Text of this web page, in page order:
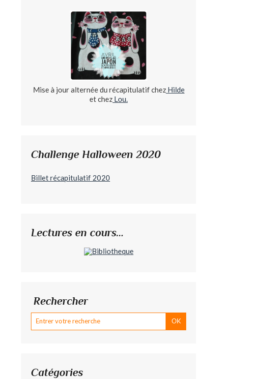
Mise à jour alternée du récapitulatif chezHilde
et chez Lou.
Challenge Halloween 2020
Billet récapitulatif 2020
Lectures en cours...
Rechercher
Catégories